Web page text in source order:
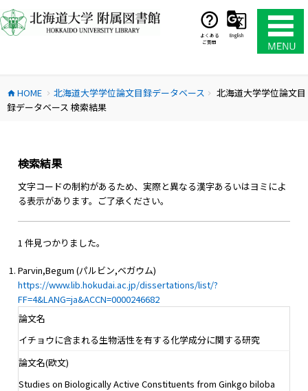
ン
テ
ス
キ
よくある
ご質問
English
home HOME chevron_right 北海道大学学位論文目録データベース chevron_right
北海道大学学位論文目
録データベース 検索結果
検索結果
文字コードの制約があるため、実際と異なる漢字あるいはヨミによ
る表示があります。ご了承ください。
1 件見つかりました。
Parvin,Begum (パルビン,ベガウム)
https://www.lib.hokudai.ac.jp/dissertations/list/?
FF=4&LANG=ja&ACCN=0000246682
論文名
イチョウに含まれる生物活性を有する化学成分に関する研究
論文名(欧文)
Studies on Biologically Active Constituents from Ginkgo biloba